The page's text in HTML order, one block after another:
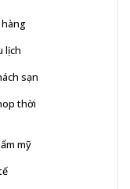
lịch
sạn
thời
mỹ